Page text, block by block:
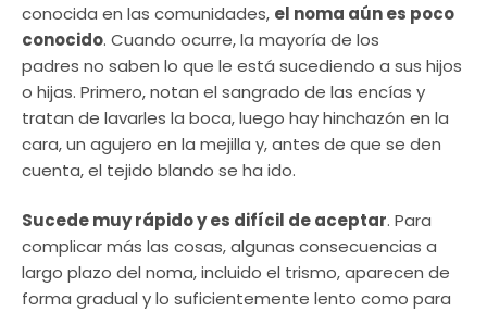
conocida en las comunidades, el noma aún es poco
conocido. Cuando ocurre, la mayoría de los
padres no saben lo que le está sucediendo a sus hijos
o hijas. Primero, notan el sangrado de las encías y
tratan de lavarles la boca, luego hay hinchazón en la
cara, un agujero en la mejilla y, antes de que se den
cuenta, el tejido blando se ha ido.
Sucede muy rápido y es difícil de aceptar. Para
complicar más las cosas, algunas consecuencias a
largo plazo del noma, incluido el trismo, aparecen de
forma gradual y lo suficientemente lento como para